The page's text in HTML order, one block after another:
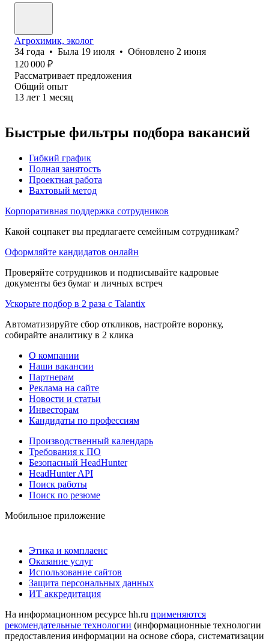
Агрохимик, эколог
34 года • Была 19 июля • Обновлено 2 июня
120 000 ₽
Рассматривает предложения
Общий опыт
13 лет 1 месяц
Быстрые фильтры подбора вакансий
Гибкий график
Полная занятость
Проектная работа
Вахтовый метод
Корпоративная поддержка сотрудников
Какой соцпакет вы предлагаете семейным сотрудникам?
Оформляйте кандидатов онлайн
Проверяйте сотрудников и подписывайте кадровые
документы без бумаг и личных встреч
Ускорьте подбор в 2 раза с Talantix
Автоматизируйте сбор откликов, настройте воронку,
собирайте аналитику в 2 клика
О компании
Наши вакансии
Партнерам
Реклама на сайте
Новости и статьи
Инвесторам
Кандидаты по профессиям
Производственный календарь
Требования к ПО
Безопасный HeadHunter
HeadHunter API
Поиск работы
Поиск по резюме
Мобильное приложение
Этика и комплаенс
Оказание услуг
Использование сайтов
Защита персональных данных
ИТ аккредитация
На информационном ресурсе hh.ru применяются
рекомендательные технологии (информационные технологии
предоставления информации на основе сбора, систематизации